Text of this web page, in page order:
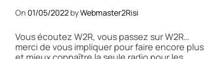
On 01/05/2022byWebmaster2Risi
Vous écoutez W2R, vous passez sur W2R…
merci de vous impliquer pour faire encore plus